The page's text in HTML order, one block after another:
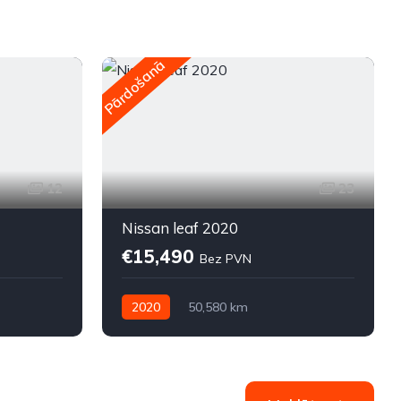
12
Pārdošanā
23
Nissan leaf 2020
€15,490 Bez PVN
2020
50,580 km